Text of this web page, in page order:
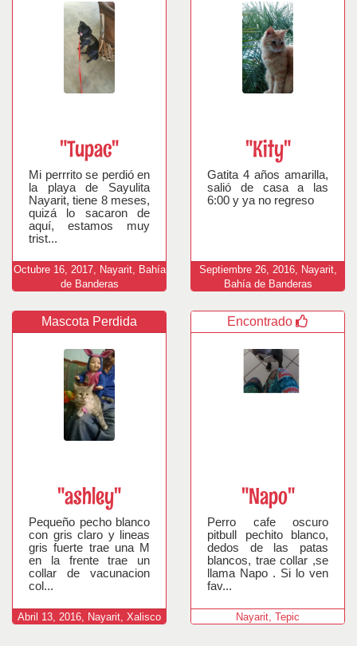
"Tupac"
Mi perrrito se perdió en
la playa de Sayulita
Nayarit, tiene 8 meses,
quizá lo sacaron de
aquí, estamos muy
trist...
Octubre 16, 2017, Nayarit, Bahía
de Banderas
"Kity"
Gatita 4 años amarilla,
salió de casa a las
6:00 y ya no regreso
Septiembre 26, 2016, Nayarit,
Bahía de Banderas
Mascota Perdida
"ashley"
Pequeño pecho blanco
con gris claro y lineas
gris fuerte trae una M
en la frente trae un
collar de vacunacion
col...
Abril 13, 2016, Nayarit, Xalisco
Encontrado
"Napo"
Perro cafe oscuro
pitbull pechito blanco,
dedos de las patas
blancos, trae collar ,se
llama Napo . Si lo ven
fav...
Nayarit, Tepic